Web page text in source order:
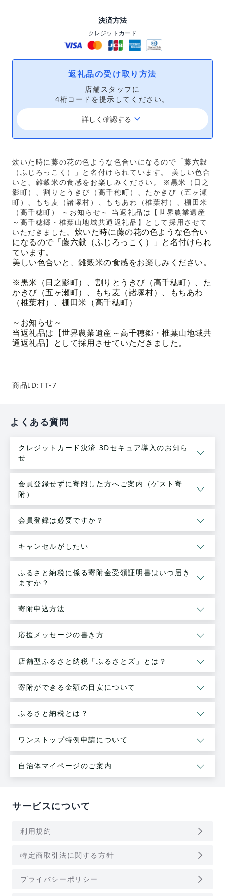
決済方法
クレジットカード
返礼品の受け取り方法
店舗スタッフに
4桁コードを提示してください。
詳しく確認する keyboard_arrow_down
炊いた時に藤の花の色ような色合いになるので「藤六穀
（ふじろっこく）」と名付けられています。 美しい色合
いと、雑穀米の食感をお楽しみください。 ※黒米（日之
影町）、割りとうきび（高千穂町）、たかきび（五ヶ瀬
町）、もち麦（諸塚村）、もちあわ（椎葉村）、棚田米
（高千穂町） ～お知らせ～ 当返礼品は【世界農業遺産
～高千穂郷・椎葉山地域共通返礼品】として採用させて
いただきました。 炊いた時に藤の花の色ような色合い
になるので「藤六穀（ふじろっこく）」と名付けられ
ています。
美しい色合いと、雑穀米の食感をお楽しみください。
※黒米（日之影町）、割りとうきび（高千穂町）、た
かきび（五ヶ瀬町）、もち麦（諸塚村）、もちあわ
（椎葉村）、棚田米（高千穂町）
～お知らせ～
当返礼品は【世界農業遺産～高千穂郷・椎葉山地域共
通返礼品】として採用させていただきました。
商品ID:TT-7
よくある質問
クレジットカード決済 3Dセキュア導入のお知ら
せ
会員登録せずに寄附した方へご案内（ゲスト寄
附）
会員登録は必要ですか？
キャンセルがしたい
ふるさと納税に係る寄附金受領証明書はいつ届き
ますか？
寄附申込方法
応援メッセージの書き方
店舗型ふるさと納税「ふるさとズ」とは？
寄附ができる金額の目安について
ふるさと納税とは？
ワンストップ特例申請について
自治体マイページのご案内
サービスについて
利用規約 arrow_forward_ios
特定商取引法に関する方針 arrow_forward_ios
プライバシーポリシー arrow_forward_ios